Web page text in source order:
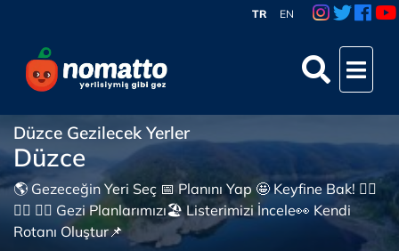
TR EN
Düzce Gezilecek Yerler
Düzce
🌎 Gezeceğin Yeri Seç 📅 Planını Yap 🤩 Keyfine Bak! 👇🏼
👇🏼 👇🏼 Gezi Planlarımızı🏖 Listerimizi İncele👀 Kendi
Rotanı Oluştur📌